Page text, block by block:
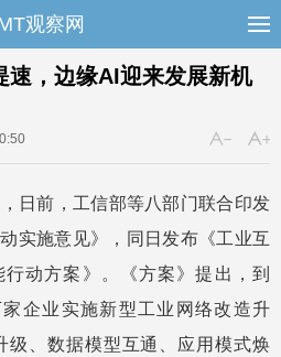
观察网
速，边缘AI迎来发展新机
日前，工信部等八部门联合印发
动实施意见》，同日发布《工业互
动方案》。《方案》提出，到
企业实施新型工业网络改造升
级、数据模型互通、应用模式焕